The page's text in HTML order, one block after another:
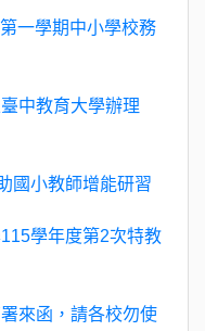
一學期中小學校務
中教育大學辦理
國小教師增能研習
學年度第2次特教
來函，請各校勿使